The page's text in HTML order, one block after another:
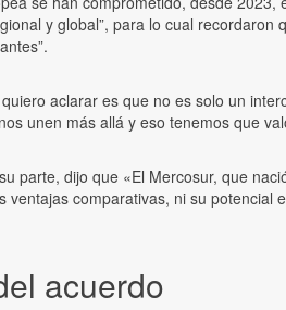
y global”, para lo cual
aclarar es que no es solo un
unen más allá y eso tenemos que
parte, dijo que «El Mercosur, que
ventajas comparativas, ni su potencial
acuerdo